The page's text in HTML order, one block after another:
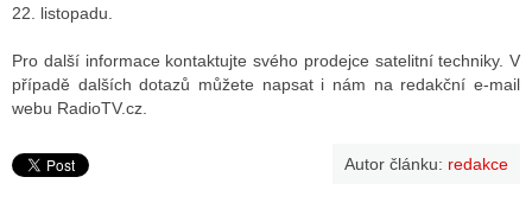
22. listopadu.
Pro další informace kontaktujte svého prodejce satelitní techniky. V
případě dalších dotazů můžete napsat i nám na redakční e-mail
webu RadioTV.cz.
Autor článku: redakce